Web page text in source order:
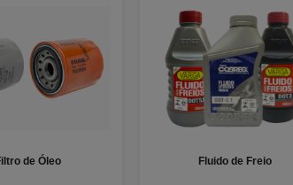
de Óleo Fluido de Freio